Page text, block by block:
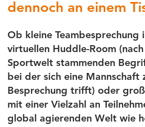
dennoch an einem
Ob kleine Teambesprechung
virtuellen Huddle-Room
Sportwelt stammenden
bei der sich eine Mannschaft
Besprechung trifft) oder
mit einer Vielzahl an
global agierenden Welt wie